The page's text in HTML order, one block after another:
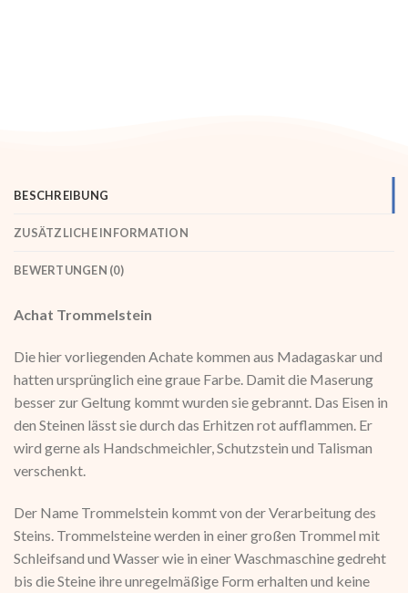
BESCHREIBUNG
ZUSÄTZLICHE INFORMATION
BEWERTUNGEN (0)
Achat Trommelstein
Die hier vorliegenden Achate kommen aus Madagaskar und
hatten ursprünglich eine graue Farbe. Damit die Maserung
besser zur Geltung kommt wurden sie gebrannt. Das Eisen in
den Steinen lässt sie durch das Erhitzen rot aufflammen. Er
wird gerne als Handschmeichler, Schutzstein und Talisman
verschenkt.
Der Name Trommelstein kommt von der Verarbeitung des
Steins. Trommelsteine werden in einer großen Trommel mit
Schleifsand und Wasser wie in einer Waschmaschine gedreht
bis die Steine ihre unregelmäßige Form erhalten und keine